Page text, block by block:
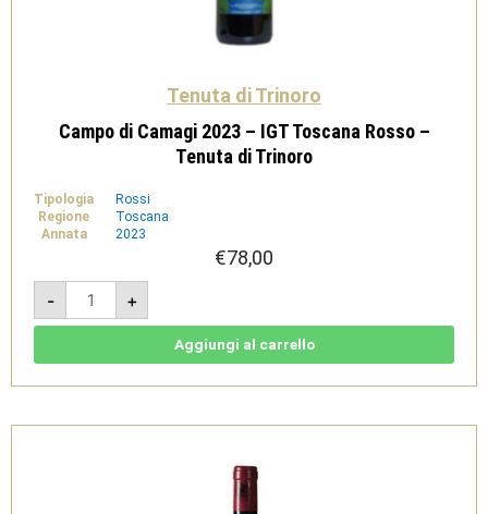
Tenuta di Trinoro
Campo di Camagi 2023 – IGT Toscana Rosso –
Tenuta di Trinoro
Tipologia
Rossi
Regione
Toscana
Annata
2023
€78,00
-
Campo
Camagi
2023
Rosso
di
+
Aggiungi al carrello